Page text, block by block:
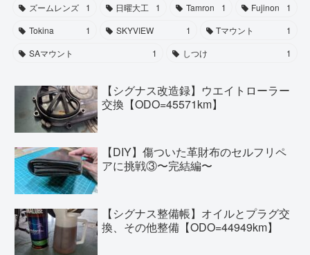
ズームレンズ
1 日曜大工 1 Tamron 1 Fujinon
1
Tokina
1 SKYVIEW 1 Tマウント
1
SAマウント
1 しつけ 1
【シグナス改造録】ウエイトローラー
交換【ODO=45571km】
【DIY】傷ついた革財布のセルフリペ
アに挑戦③〜完結編〜
【シグナス整備帳】オイルとプラグ交
換、その他整備【ODO=44949km】